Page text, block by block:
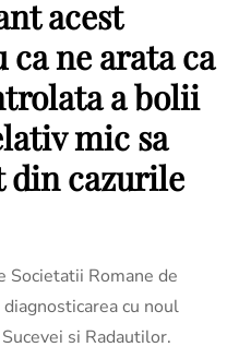
acest
ne arata ca
a bolii
mic sa
din cazurile
Societatii Romane de
cu noul
si Radautilor.